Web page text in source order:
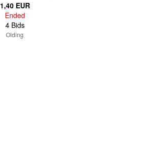
1,40 EUR
Ended
4 Bids
Olding